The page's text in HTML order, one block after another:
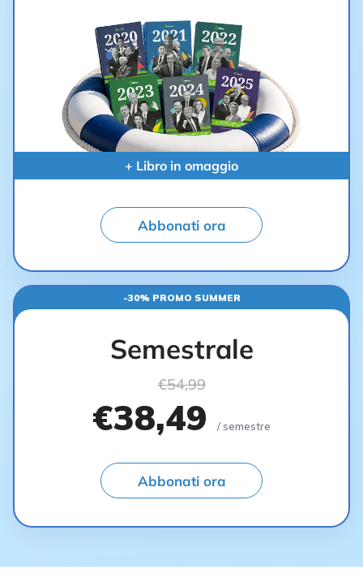
+ Libro in omaggio
Abbonati ora
-30% PROMO SUMMER
Semestrale
€54,99
€38,49 / semestre
Abbonati ora